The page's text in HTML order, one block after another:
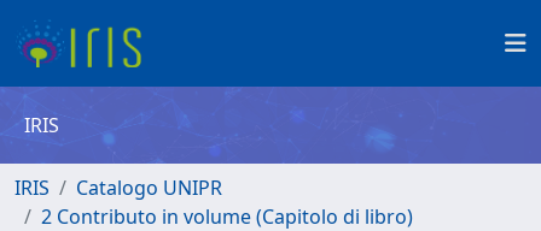
IRIS
IRIS
Catalogo UNIPR
2 Contributo in volume (Capitolo di libro)